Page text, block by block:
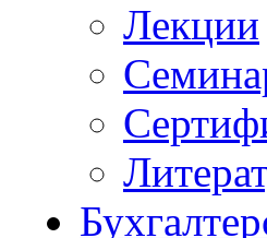
Лекции